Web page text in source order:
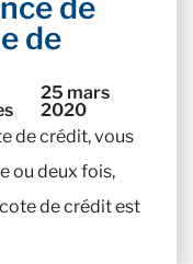
de
de
25 mars
2020
de crédit, vous
ou deux fois,
de crédit est